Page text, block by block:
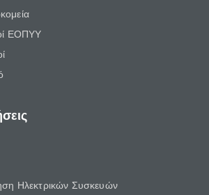
ΕΟΠΥΥ
Ηλεκτρικών Συσκευών